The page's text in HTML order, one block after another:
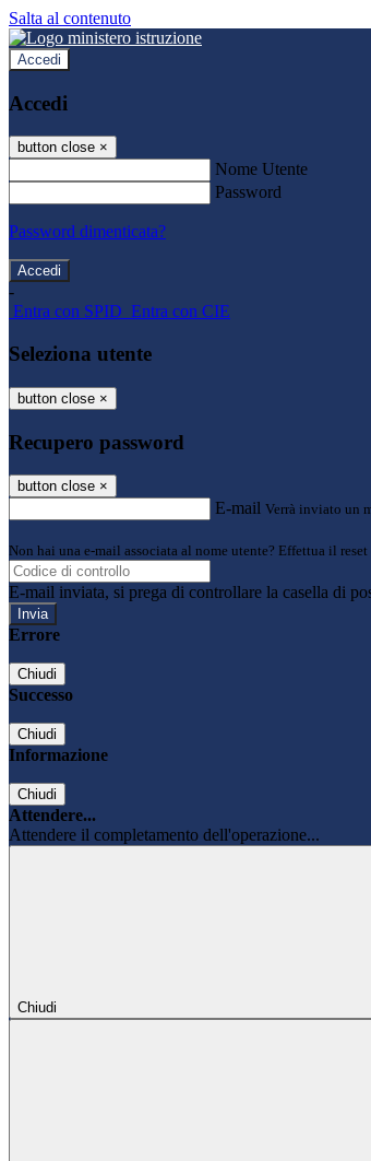
Salta al contenuto
Accedi
Accedi
button close ×
Nome Utente
Password
Password dimenticata?
-
Entra con SPID Entra con CIE
Seleziona utente
button close ×
Recupero password
button close ×
E-mail Verrà inviato un
Non hai una e-mail associata al nome utente? Effettua il
E-mail inviata, si prega di controllare la casella di
Errore
Chiudi
Successo
Chiudi
Informazione
Chiudi
Attendere...
Attendere il completamento dell'operazione...
Chiudi